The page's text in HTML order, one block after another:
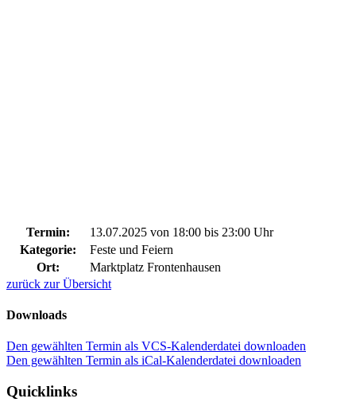
Termin: 13.07.2025 von 18:00 bis 23:00 Uhr
Kategorie:
Feste und Feiern
Ort:
Marktplatz Frontenhausen
zurück zur Übersicht
Downloads
Den gewählten Termin als VCS-Kalenderdatei downloaden
Den gewählten Termin als iCal-Kalenderdatei downloaden
Quicklinks